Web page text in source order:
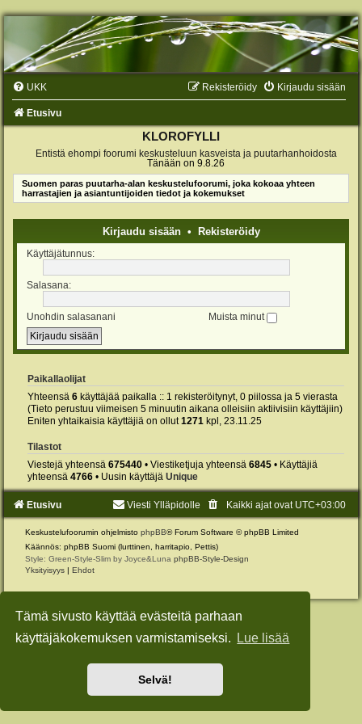
Tämä sivusto käyttää evästeitä parhaan
käyttäjäkokemuksen varmistamiseksi.
Lue lisää
Selvä!
UKK Kirjaudu sisään
Rekisteröidy
Etusivu
KLOROFYLLI
Entistä ehompi foorumi keskusteluun kasveista ja puutarhanhoidosta
Tänään on 9.8.26
Suomen paras puutarha-alan keskustelufoorumi, joka kokoaa yhteen
harrastajien ja asiantuntijoiden tiedot ja kokemukset
Kirjaudu sisään• Rekisteröidy
Käyttäjätunnus:
Salasana:
Unohdin salasanani Muista minut
Paikallaolijat
Yhteensä 6 käyttäjää paikalla :: 1 rekisteröitynyt, 0 piilossa ja 5 vierasta
(Tieto perustuu viimeisen 5 minuutin aikana olleisiin aktiivisiin käyttäjiin)
Eniten yhtaikaisia käyttäjiä on ollut1271 kpl, 23.11.25
Tilastot
Viestejä yhteensä 675440 • Viestiketjuja yhteensä 6845 • Käyttäjiä
yhteensä 4766 • Uusin käyttäjä Unique
Etusivu Kaikki ajat ovat UTC+03:00
Viesti Ylläpidolle
Keskustelufoorumin ohjelmisto phpBB® Forum Software © phpBB Limited
Käännös: phpBB Suomi (lurttinen, harritapio, Pettis)
Style: Green-Style-Slim by Joyce&Luna phpBB-Style-Design
Yksityisyys | Ehdot